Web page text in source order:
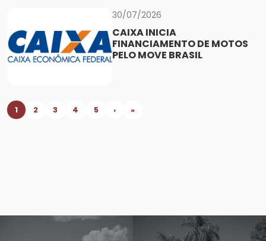
30/07/2026
CAIXA INICIA
FINANCIAMENTO DE MOTOS
PELO MOVE BRASIL
1 2 3 4 5 › »